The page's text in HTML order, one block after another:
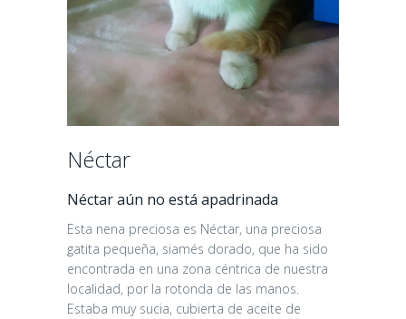
Néctar
Néctar aún no está apadrinada
Esta nena preciosa es Néctar, una preciosa
gatita pequeña, siamés dorado, que ha sido
encontrada en una zona céntrica de nuestra
localidad, por la rotonda de las manos.
Estaba muy sucia, cubierta de aceite de